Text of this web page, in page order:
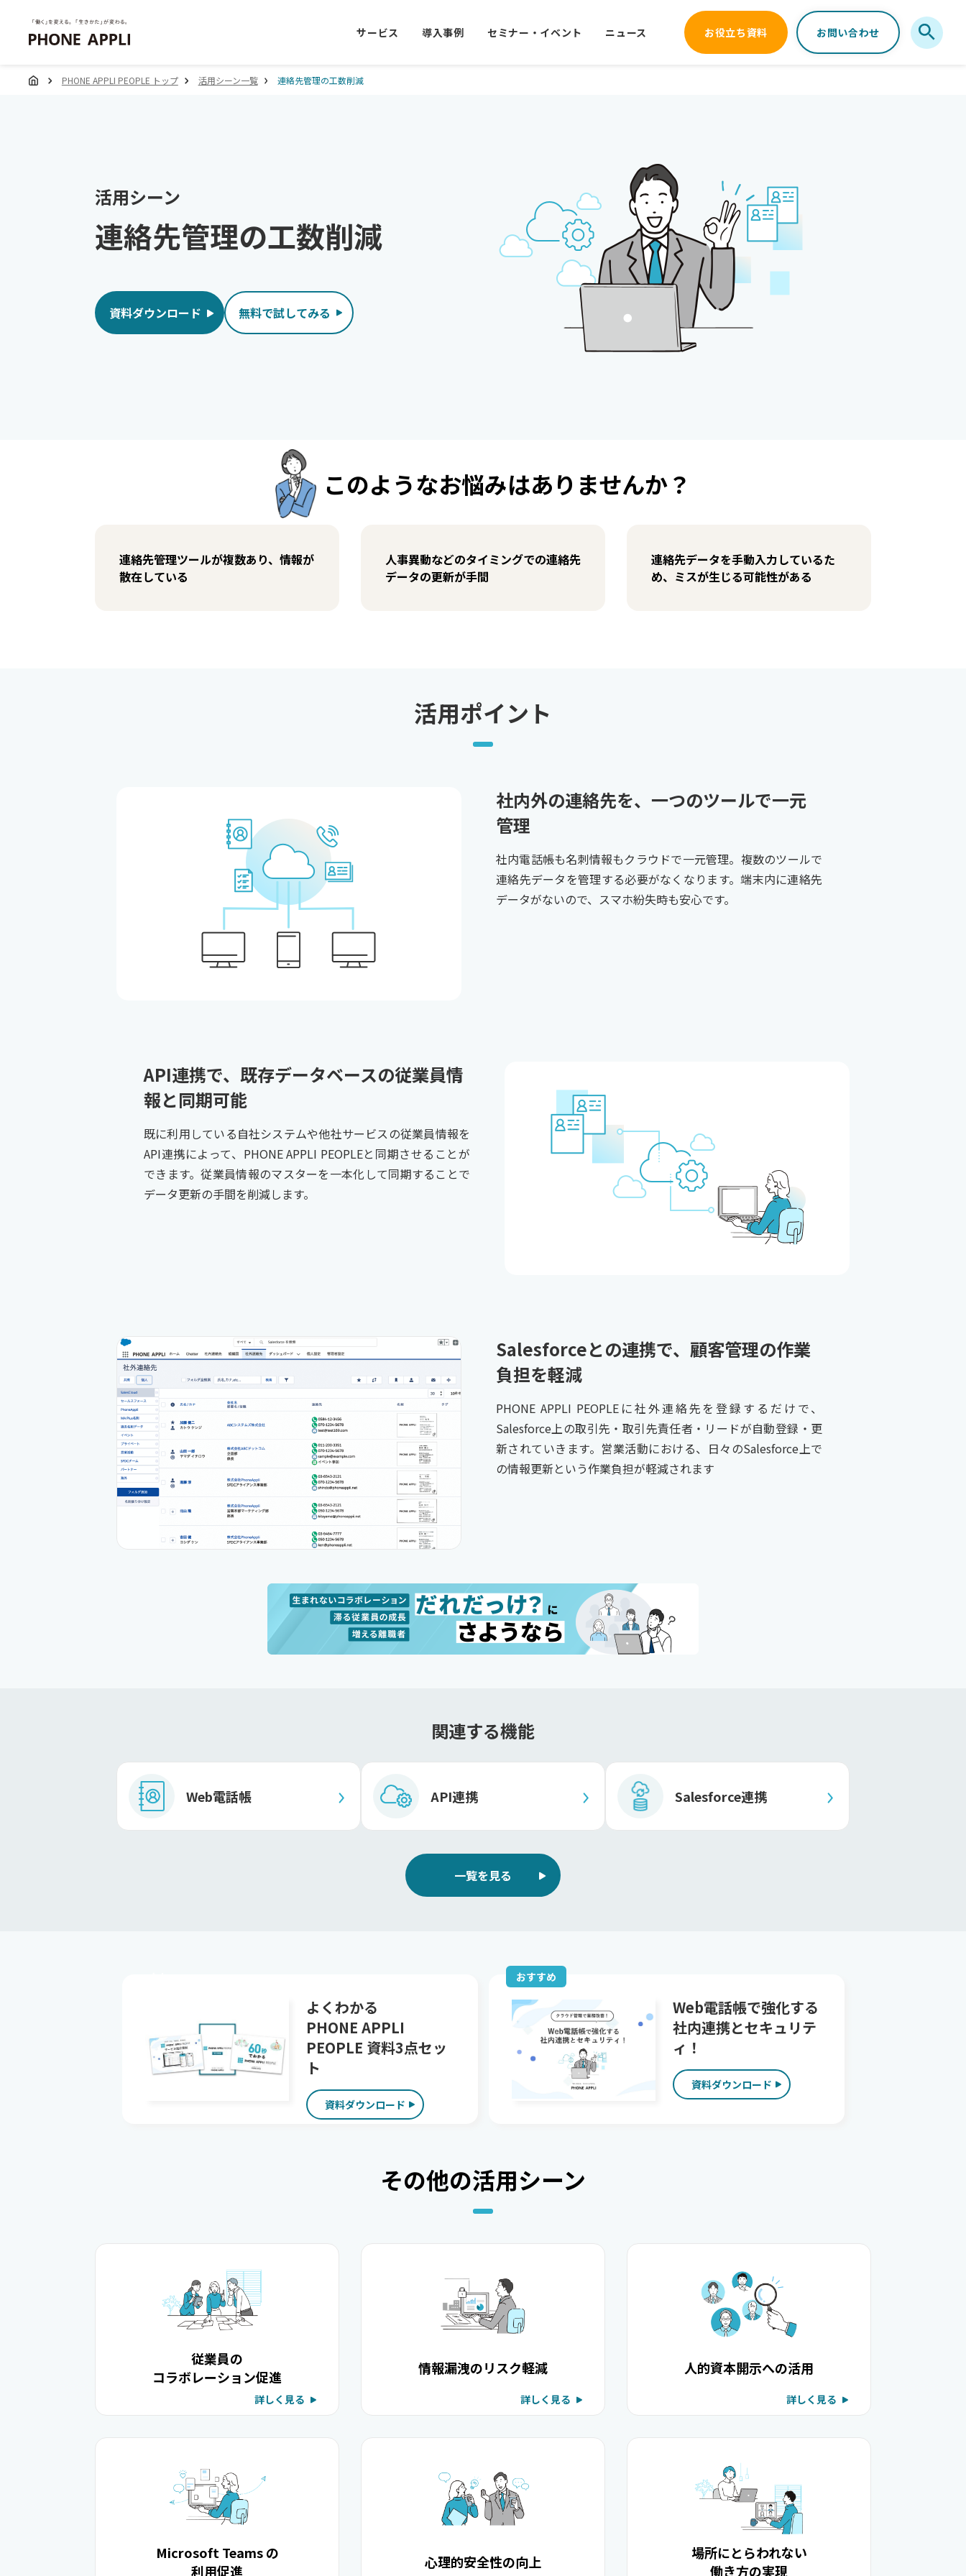
サービス 導入事例 セミナー・イベント ニュース お役立ち資料 お問い合わせ
PHONE APPLI PEOPLE トップ 活用シーン一覧 連絡先管理の工数削減
活用シーン
連絡先管理の工数削減
資料ダウンロード 無料で試してみる
このようなお悩みはありませんか？
連絡先管理ツールが複数あり、情報が
散在している
人事異動などのタイミングでの連絡先
データの更新が手間
連絡先データを手動入力しているた
め、ミスが生じる可能性がある
活用ポイント
社内外の連絡先を、一つのツールで一元
管理
社内電話帳も名刺情報もクラウドで一元管理。複数のツールで
連絡先データを管理する必要がなくなります。端末内に連絡先
データがないので、スマホ紛失時も安心です。
API連携で、既存データベースの従業員情
報と同期可能
既に利用している自社システムや他社サービスの従業員情報を
API連携によって、PHONE APPLI PEOPLEと同期させることが
できます。従業員情報のマスターを一本化して同期することで
データ更新の手間を削減します。
Salesforceとの連携で、顧客管理の作業
負担を軽減
PHONE APPLI PEOPLEに社外連絡先を登録するだけで、
Salesforce上の取引先・取引先責任者・リードが自動登録・更
新されていきます。営業活動における、日々のSalesforce上で
の情報更新という作業負担が軽減されます
関連する機能
Web電話帳 API連携 Salesforce連携
一覧を見る
よくわかる
PHONE APPLI
PEOPLE 資料3点セッ
ト
資料ダウンロード
おすすめ
Web電話帳で強化する
社内連携とセキュリテ
ィ！
資料ダウンロード
その他の活用シーン
従業員の
コラボレーション促進
詳しく見る
情報漏洩のリスク軽減
詳しく見る
人的資本開示への活用
詳しく見る
Microsoft Teams の
利用促進
心理的安全性の向上
場所にとらわれない
働き方の実現